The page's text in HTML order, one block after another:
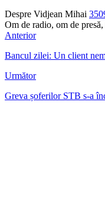
Despre Vidjean Mihai
Om de radio, om de
Anterior
Bancul zilei: Un client
Următor
Greva șoferilor STB s-a